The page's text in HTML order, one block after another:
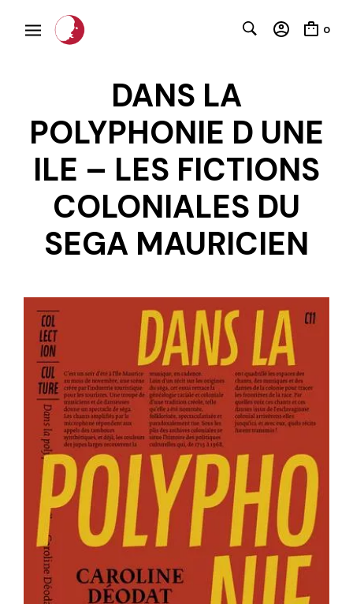
0
DANS LA
POLYPHONIE D UNE
ILE – LES FICTIONS
COLONIALES DU
SEGA MAURICIEN